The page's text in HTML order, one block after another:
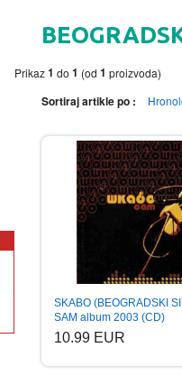
Prikaz1 do 1 (od 1 proizvoda)
Sortiraj artikle po :
SKABO (BEOGRADSKI
SAM album 2003 (CD)
10.99 EUR